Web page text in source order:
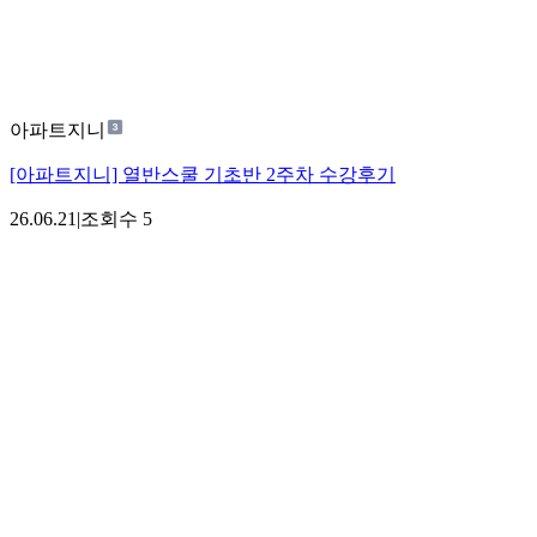
아파트지니
[아파트지니] 열반스쿨 기초반 2주차 수강후기
26.06.21 |조회수 5